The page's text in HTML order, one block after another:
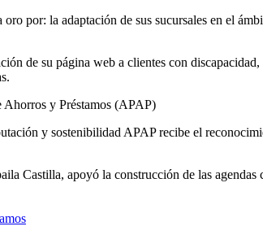
por: la adaptación de sus sucursales en el
de su página web a clientes con
y Préstamos (APAP)
y sostenibilidad APAP recibe el
Castilla, apoyó la construcción de las